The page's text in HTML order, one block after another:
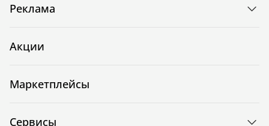
Реклама
Акции
Маркетплейсы
Сервисы